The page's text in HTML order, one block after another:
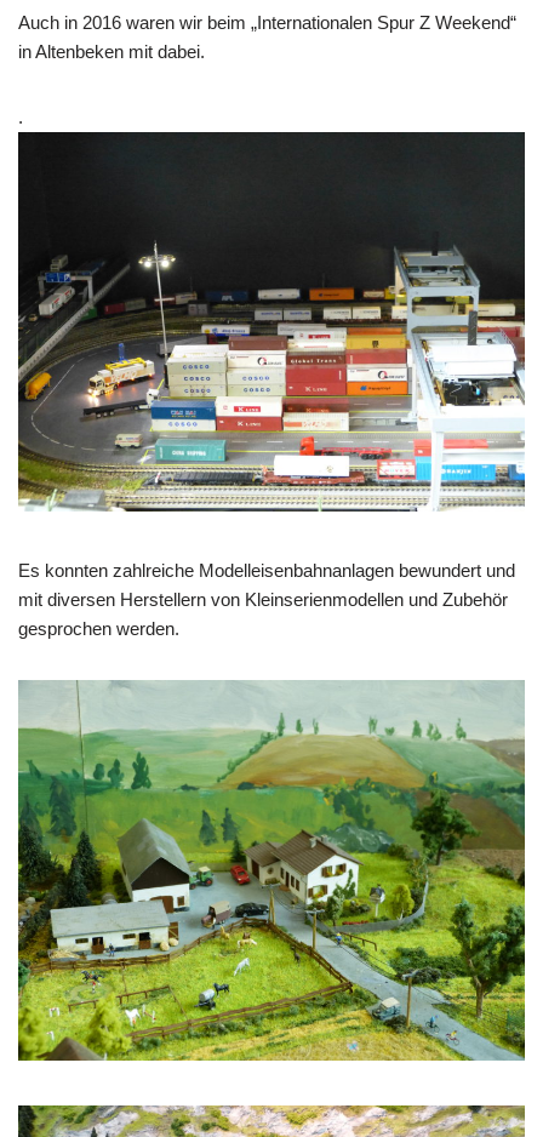
Auch in 2016 waren wir beim „Internationalen Spur Z Weekend“
in Altenbeken mit dabei.
.
Es konnten zahlreiche Modelleisenbahnanlagen bewundert und
mit diversen Herstellern von Kleinserienmodellen und Zubehör
gesprochen werden.